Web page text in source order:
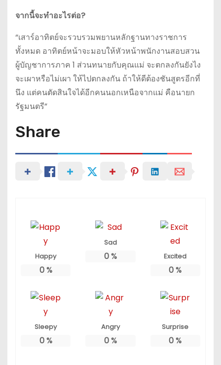
จากนี้จะทำอะไรต่อ?
“เสาร์อาทิตย์จะรวบรวมพยานหลักฐานทางราชการ
ทั้งหมด อาทิตย์หน้าจะมอบให้หัวหน้าพนักงานสอบสวน
ผู้บัญชาการภาค 1 ส่วนทนายกับคุณแม่ จะตกลงกันยังไง
จะเผาหรือไม่เผา ให้ไปตกลงกัน ถ้าให้ดีต้องชันสูตรอีกที่
นึง แต่คนตัดสินใจได้อีกคนนอกเหนือจากแม่ คือนายก
รัฐมนตรี”
Share
Happy
0%
Sad
0% Excited
0%
Sleepy
0%
Angry
0%
Surprise
0%